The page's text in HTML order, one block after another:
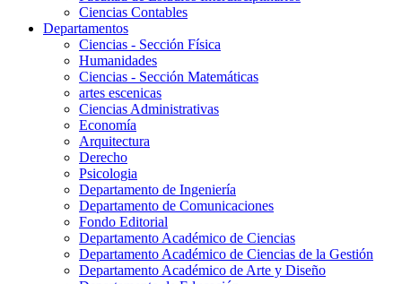
Ciencias Contables
Departamentos
Ciencias - Sección Física
Humanidades
Ciencias - Sección Matemáticas
artes escenicas
Ciencias Administrativas
Economía
Arquitectura
Derecho
Psicologia
Departamento de Ingeniería
Departamento de Comunicaciones
Fondo Editorial
Departamento Académico de Ciencias
Departamento Académico de Ciencias de la Gestión
Departamento Académico de Arte y Diseño